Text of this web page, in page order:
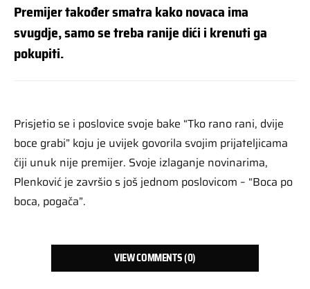
Premijer također smatra kako novaca ima
svugdje, samo se treba ranije dići i krenuti ga
pokupiti.
Prisjetio se i poslovice svoje bake “Tko rano rani, dvije
boce grabi” koju je uvijek govorila svojim prijateljicama
čiji unuk nije premijer. Svoje izlaganje novinarima,
Plenković je završio s još jednom poslovicom – “Boca po
boca, pogača”.
VIEW COMMENTS (0)